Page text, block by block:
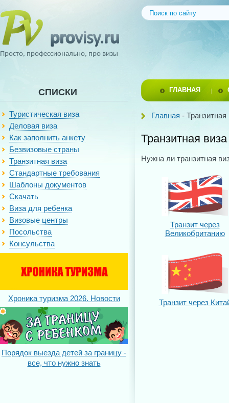
Просто, профессионально, про визы
СПИСКИ
Туристическая виза
Деловая виза
Как заполнить анкету
Безвизовые страны
Транзитная виза
Стандартные требования
Шаблоны документов
Скачать
Виза для ребенка
Визовые центры
Посольства
Консульства
Хроника туризма 2026. Новости
Порядок выезда детей за границу -
все, что нужно знать
ГЛАВНАЯ
Главная - Транзитная
Транзитная виза
Нужна ли транзитная
Транзит через
Великобританию
Транзит через